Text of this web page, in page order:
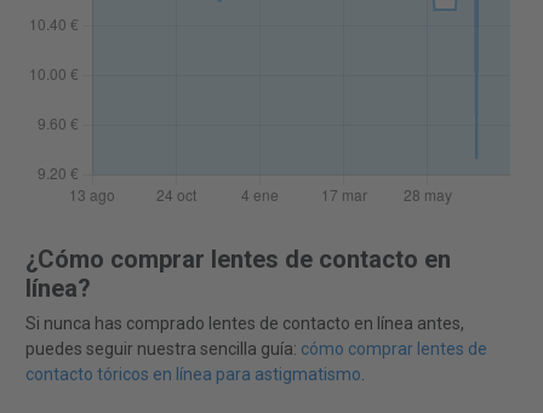
¿Cómo comprar lentes de contacto en
línea?
Si nunca has comprado lentes de contacto en línea antes,
puedes seguir nuestra sencilla guía: cómo comprar lentes de
contacto tóricos en línea para astigmatismo.